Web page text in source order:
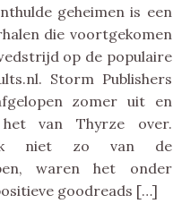
geheimen is een
die voortgekomen
op de populaire
Storm Publishers
zomer uit en
van Thyrze over.
niet zo van de
waren het onder
goodreads […]